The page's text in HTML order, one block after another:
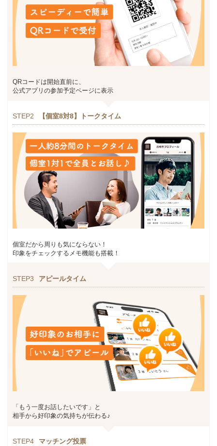
QRコードは開始直前に、
公式アプリの参加予定ページに表示
STEP2 【個室8対8】トークタイム
個室だから周りも気にならない！
印象をチェックするメモ機能も搭載！
STEP3 アピールタイム
「もう一度お話したいです」と
相手から好印象の気持ちが伝わる♪
STEP4 マッチング投票